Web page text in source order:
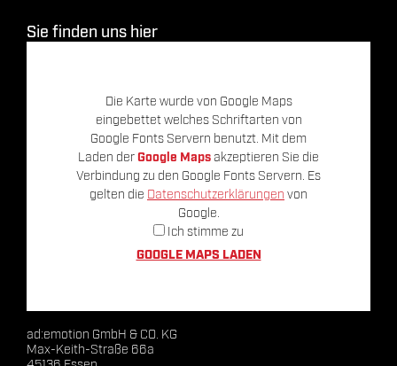
Sie finden uns hier
Die Karte wurde von Google Maps
eingebettet welches Schriftarten von
Google Fonts Servern benutzt. Mit dem
Laden derGoogle Mapsakzeptieren Sie die
Verbindung zu den Google Fonts Servern. Es
gelten die Datenschutzerklärungen von
Google.
Ich stimme zu
GOOGLE MAPS LADEN
ad:emotion GmbH & CO. KG
Max-Keith-Straße 66a
45136 Essen